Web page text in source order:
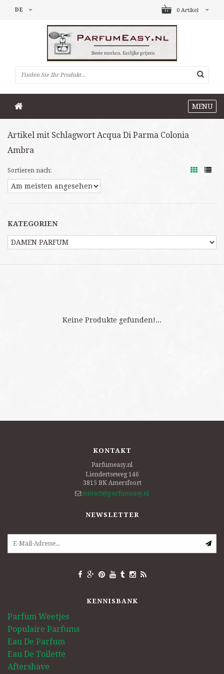
0 Artikel
DE
MENU
Artikel mit Schlagwort Acqua Di Parma Colonia
Ambra
Sortieren nach:
KATEGORIEN
Keine Produkte gefunden!...
KONTAKT
Parfumeasy.nl
Liendertseweg 146
3815 BK Amersfoort
contact@parfumeasy.nl
NEWSLETTER
KENNISBANK
Parfum Weetjes
Populaire Parfums
Eau De Parfum
Eau De Toilette
Aftershave